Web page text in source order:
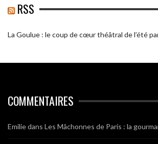
RSS
La Goulue : le coup de cœur théâtral de l’été
COMMENTAIRES
Emiliedans Les Mâchonnes de Paris : la